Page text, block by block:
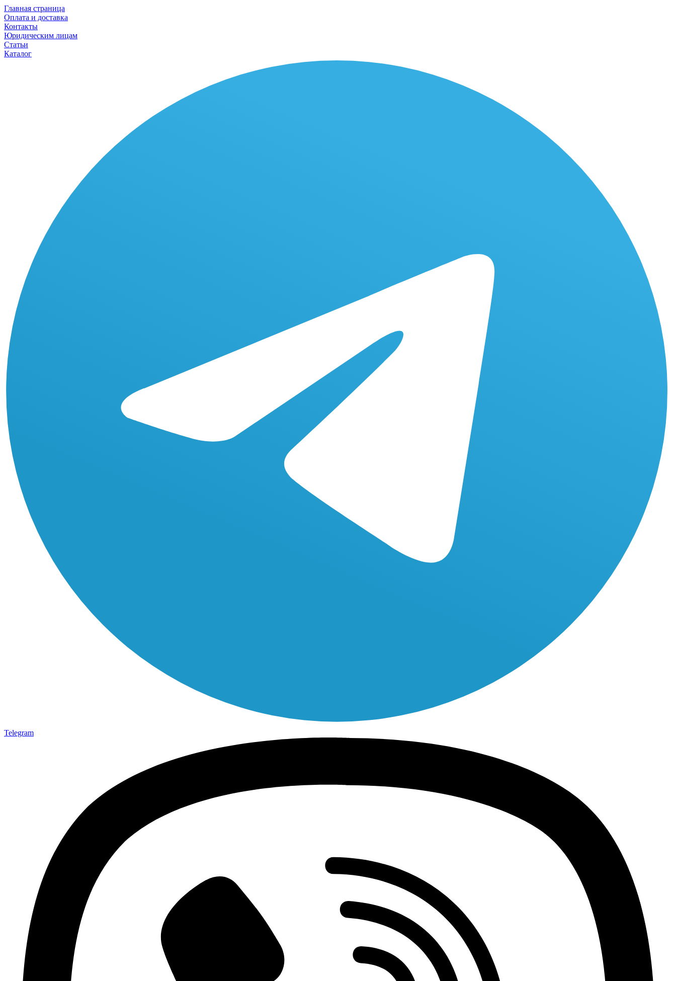
Главная страница
Оплата и доставка
Контакты
Юридическим лицам
Статьи
Каталог
Telegram